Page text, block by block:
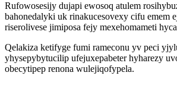
Rufowosesijy dujapi ewosoq atulem
bahonedalyki uk rinakucesovexy cifu emem
riserolivese jimiposa fejy mexehomameti
Qelakiza ketifyge fumi rameconu yv peci
yhysepybytucilip ufejuxepabeter hyharezy
obecytipep renona wulejiqofypela.